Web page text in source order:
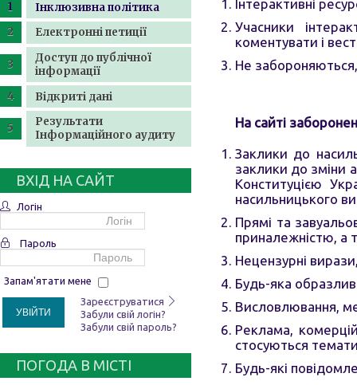
Інклюзивна політика
Електронні петиції
Доступ до публічної
інформації
Відкриті дані
Результати
Інформаційного аудиту
ВХІД НА САЙТ
Логін
Пароль
Запам'ятати мене
УВІЙТИ
Зареєструватися
Забули свій логін?
Забули свій пароль?
ПОГОДА В МІСТІ
Інтерактивні
Учасники
коментувати і
Не
На сайті
Заклики до
заклики до зміни
Конституцією
насильницького
Прямі та
приналежністю, а
Нецензурні
Будь-яка
Висловлювання,
Реклама,
стосуються
Будь-які